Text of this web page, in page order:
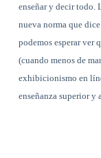
enseñar y decir todo.
nueva norma que
podemos esperar ver
(cuando menos de
exhibicionismo en
enseñanza superior y